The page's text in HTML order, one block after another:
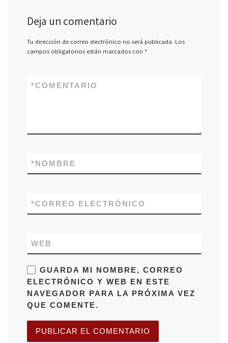
Deja un comentario
Tu dirección de correo electrónico no será publicada. Los
campos obligatorios están marcados con *
COMENTARIO
*
NOMBRE
*
CORREO ELECTRÓNICO
*
WEB
GUARDA MI NOMBRE, CORREO
ELECTRÓNICO Y WEB EN ESTE
NAVEGADOR PARA LA PRÓXIMA VEZ
QUE COMENTE.